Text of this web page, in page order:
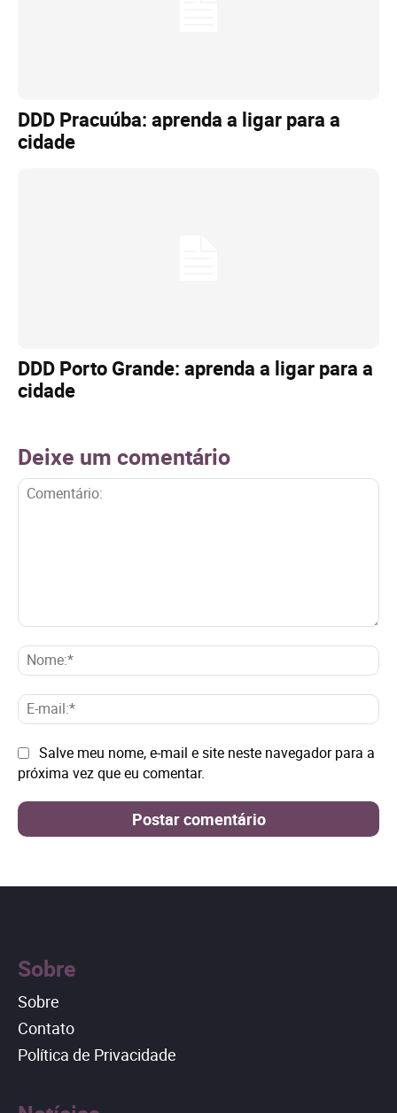
DDD Pracuúba: aprenda a ligar para a
cidade
DDD Porto Grande: aprenda a ligar para a
cidade
Deixe um comentário
E-
Site: Salve meu nome, e-mail e site neste navegador para a
próxima vez que eu comentar.
Sobre
Sobre
Contato
Política de Privacidade